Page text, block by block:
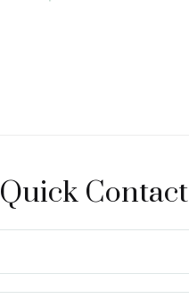
Quick Contact